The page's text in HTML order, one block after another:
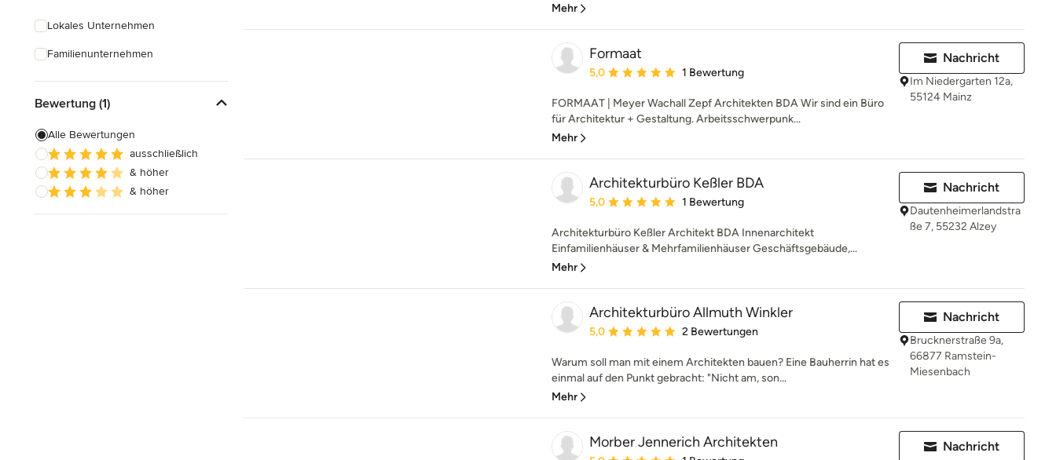
Lokales Unternehmen
Familienunternehmen
Bewertung (1)
Alle Bewertungen
ausschließlich
& höher
& höher
Mehr
Formaat
Durchschnittliche Bewertung: 5 von 5 Sternen
5,0 1 Bewertung
FORMAAT | Meyer Wachall Zepf Architekten BDA Wir sind ein Büro
für Architektur + Gestaltung. Arbeitsschwerpunk...
Mehr
Nachricht
Im Niedergarten 12a,
55124 Mainz
Architekturbüro Keßler BDA
Durchschnittliche Bewertung: 5 von 5 Sternen
5,0 1 Bewertung
Architekturbüro Keßler Architekt BDA Innenarchitekt
Einfamilienhäuser & Mehrfamilienhäuser Geschäftsgebäude,...
Mehr
Nachricht
Dautenheimerlandstra
ße 7, 55232 Alzey
Architekturbüro Allmuth Winkler
Durchschnittliche Bewertung: 5 von 5 Sternen
5,0 2 Bewertungen
Warum soll man mit einem Architekten bauen? Eine Bauherrin hat es
einmal auf den Punkt gebracht: "Nicht am, son...
Mehr
Nachricht
Brucknerstraße 9a,
66877 Ramstein-
Miesenbach
Morber Jennerich Architekten Nachricht